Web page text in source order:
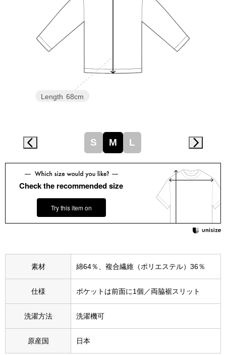
Miss Kyouko／ミスキョウコ
ランド
集
すべて見る
ブーツ
革小物
ポーチ
ウオッチ
ネックレス
Length 68cm
S M L
Check the recommended size
Try this item on
素材 綿64％、複合繊維（ポリエステル）36％
仕様 ポケットは前面に1個／両脇裾スリット
洗濯方法 洗濯機可
原産国 日本